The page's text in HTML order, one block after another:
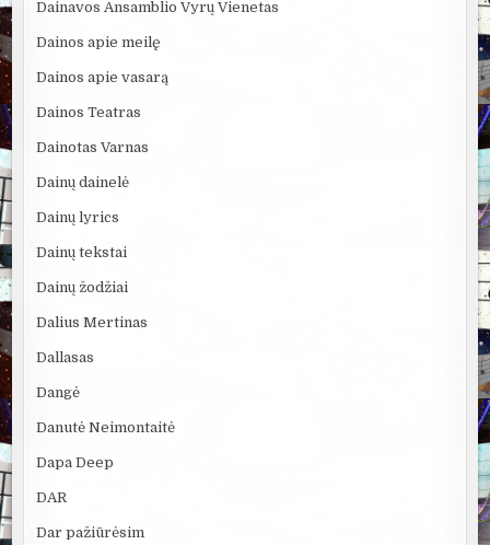
Dainavos Ansamblio Vyrų Vienetas
Dainos apie meilę
Dainos apie vasarą
Dainos Teatras
Dainotas Varnas
Dainų dainelė
Dainų lyrics
Dainų tekstai
Dainų žodžiai
Dalius Mertinas
Dallasas
Dangė
Danutė Neimontaitė
Dapa Deep
DAR
Dar pažiūrėsim